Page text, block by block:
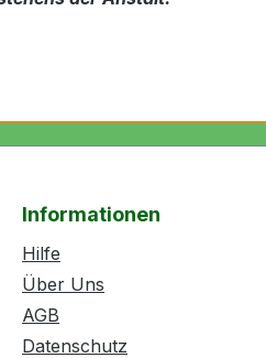
Informationen
Hilfe
Über Uns
AGB
Datenschutz